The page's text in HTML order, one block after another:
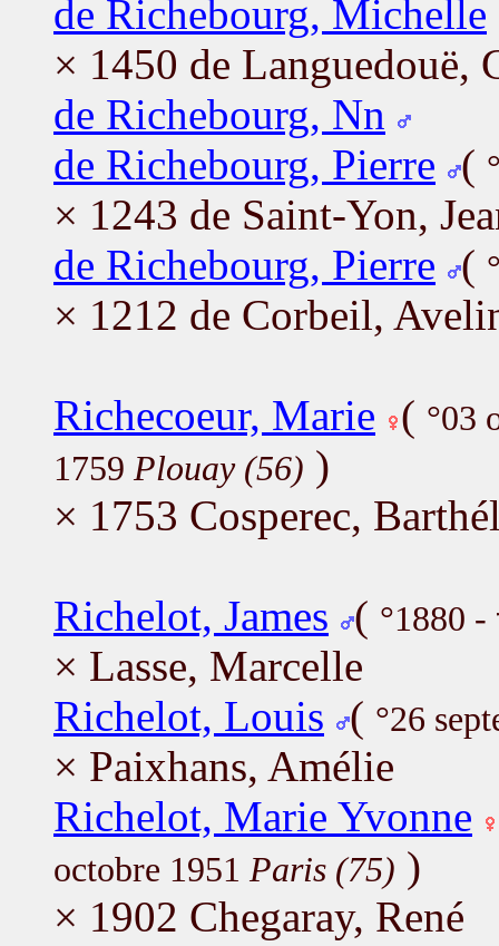
de Richebourg, Michelle
× 1450 de Languedouë,
de Richebourg, Nn
de Richebourg, Pierre (
× 1243 de Saint-Yon,
de Richebourg, Pierre (
× 1212 de Corbeil,
Richecoeur, Marie ( °03
1759 Plouay (56) )
× 1753 Cosperec,
Richelot, James ( °1880 -
× Lasse, Marcelle
Richelot, Louis ( °26
× Paixhans, Amélie
Richelot, Marie Yvonne
octobre 1951 Paris (75) )
× 1902 Chegaray, René